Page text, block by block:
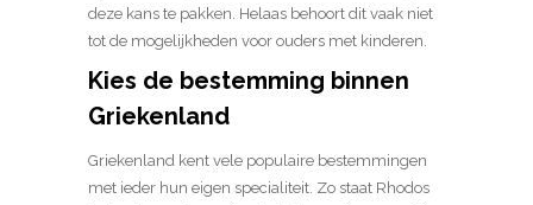
deze kans te pakken. Helaas behoort dit vaak niet
tot de mogelijkheden voor ouders met kinderen.
Kies de bestemming binnen
Griekenland
Griekenland kent vele populaire bestemmingen
met ieder hun eigen specialiteit. Zo staat Rhodos